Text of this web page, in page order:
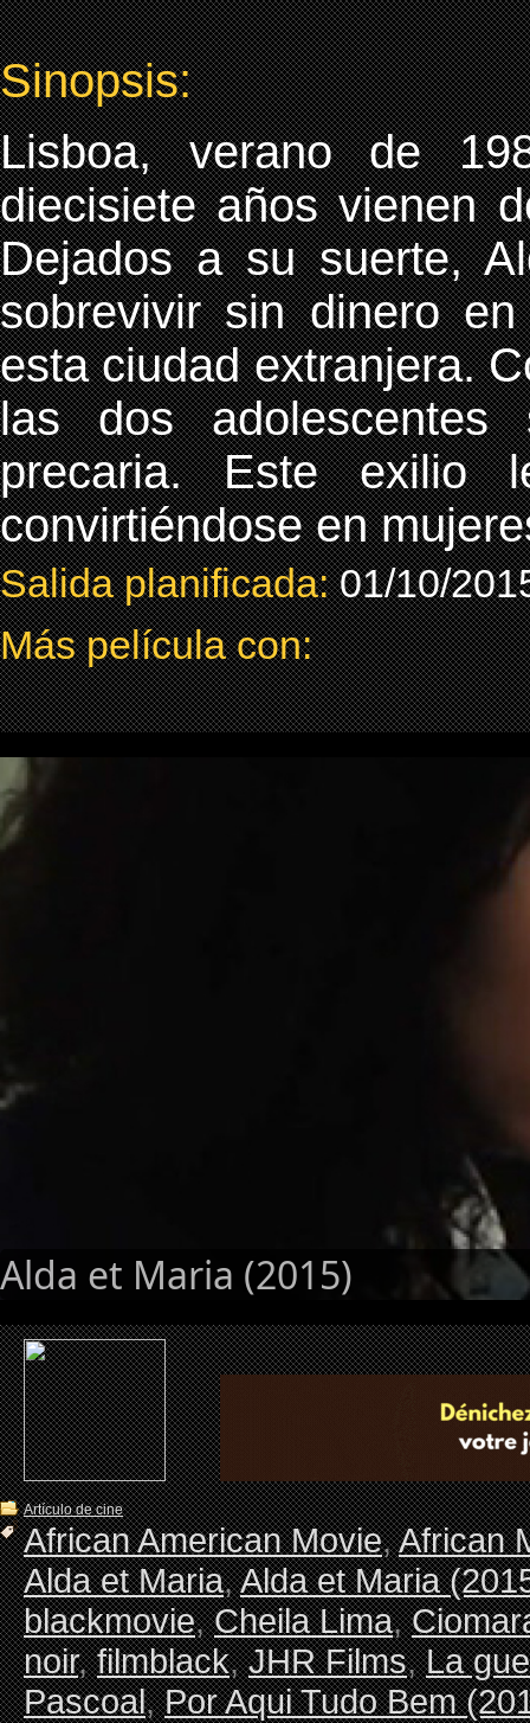
Sinopsis:
Lisboa, verano de
diecisiete años vienen
Dejados a su suerte,
sobrevivir sin dinero
esta ciudad extranjera.
las dos adolescentes
precaria. Este exilio
convirtiéndose en
Salida planificada:01/10/
Más película con:
Alda et Maria (2015)
Artículo de cine
African American Movie,African
Alda et Maria,Alda et Maria
blackmovie,Cheila Lima,
noir,filmblack,JHR Films,La
Pascoal,Por Aqui Tudo Bem